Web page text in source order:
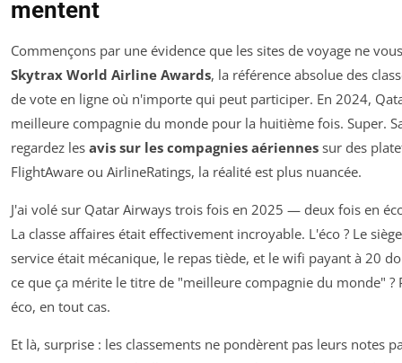
mentent
Commençons par une évidence que les sites de voyage ne
Skytrax World Airline Awards, la référence absolue des
de vote en ligne où n'importe qui peut participer. En 2024,
meilleure compagnie du monde pour la huitième fois. Super.
regardez les avis sur les compagnies aériennes sur des
FlightAware ou AirlineRatings, la réalité est plus nuancée.
J'ai volé sur Qatar Airways trois fois en 2025 — deux fois en
La classe affaires était effectivement incroyable. L'éco ? Le
service était mécanique, le repas tiède, et le wifi payant à 20
ce que ça mérite le titre de "meilleure compagnie du monde" ?
éco, en tout cas.
Et là, surprise : les classements ne pondèrent pas leurs notes